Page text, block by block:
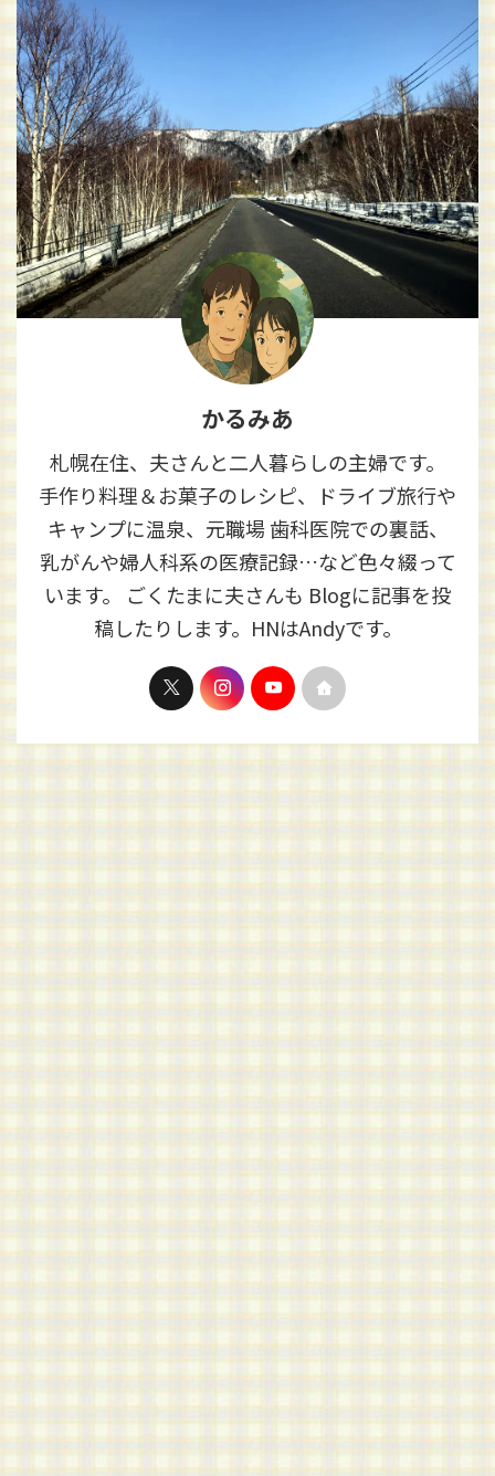
かるみあ
札幌在住、夫さんと二人暮らしの主婦です。
手作り料理＆お菓子のレシピ、ドライブ旅行や
キャンプに温泉、元職場 歯科医院での裏話、
乳がんや婦人科系の医療記録…など色々綴って
います。 ごくたまに夫さんも Blogに記事を投
稿したりします。HNはAndyです。